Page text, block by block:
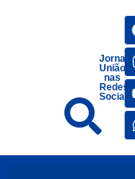
Jornais
União
nas
Redes
Sociais